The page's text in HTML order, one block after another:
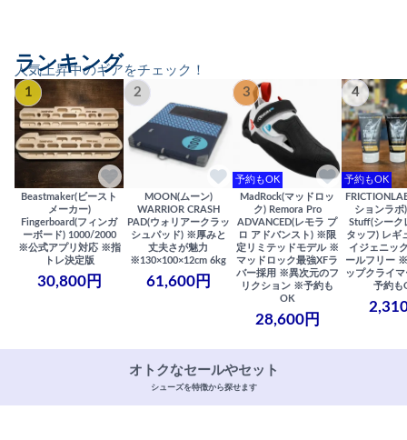
人気上昇中のギアをチェック！
ランキング
1
Beastmaker(ビースト
メーカー)
Fingerboard(フィンガ
ーボード) 1000/2000
※公式アプリ対応 ※指
トレ決定版
30,800円
2
MOON(ムーン)
WARRIOR CRASH
PAD(ウォリアークラッ
シュパッド) ※厚みと
丈夫さが魅力
※130×100×12cm 6kg
61,600円
3
予約もOK
MadRock(マッドロッ
ク) Remora Pro
ADVANCED(レモラ プ
ロ アドバンスト) ※限
定リミテッドモデル ※
マッドロック最強XFラ
バー採用 ※異次元のフ
リクション ※予約も
OK
28,600円
4
予約もOK
ションラボ
Stuff(シーク
タッフ) レギ
イジェニッ
ールフリー
ップクライ
予約も
オトクなセールやセット
シューズを特徴から探せます